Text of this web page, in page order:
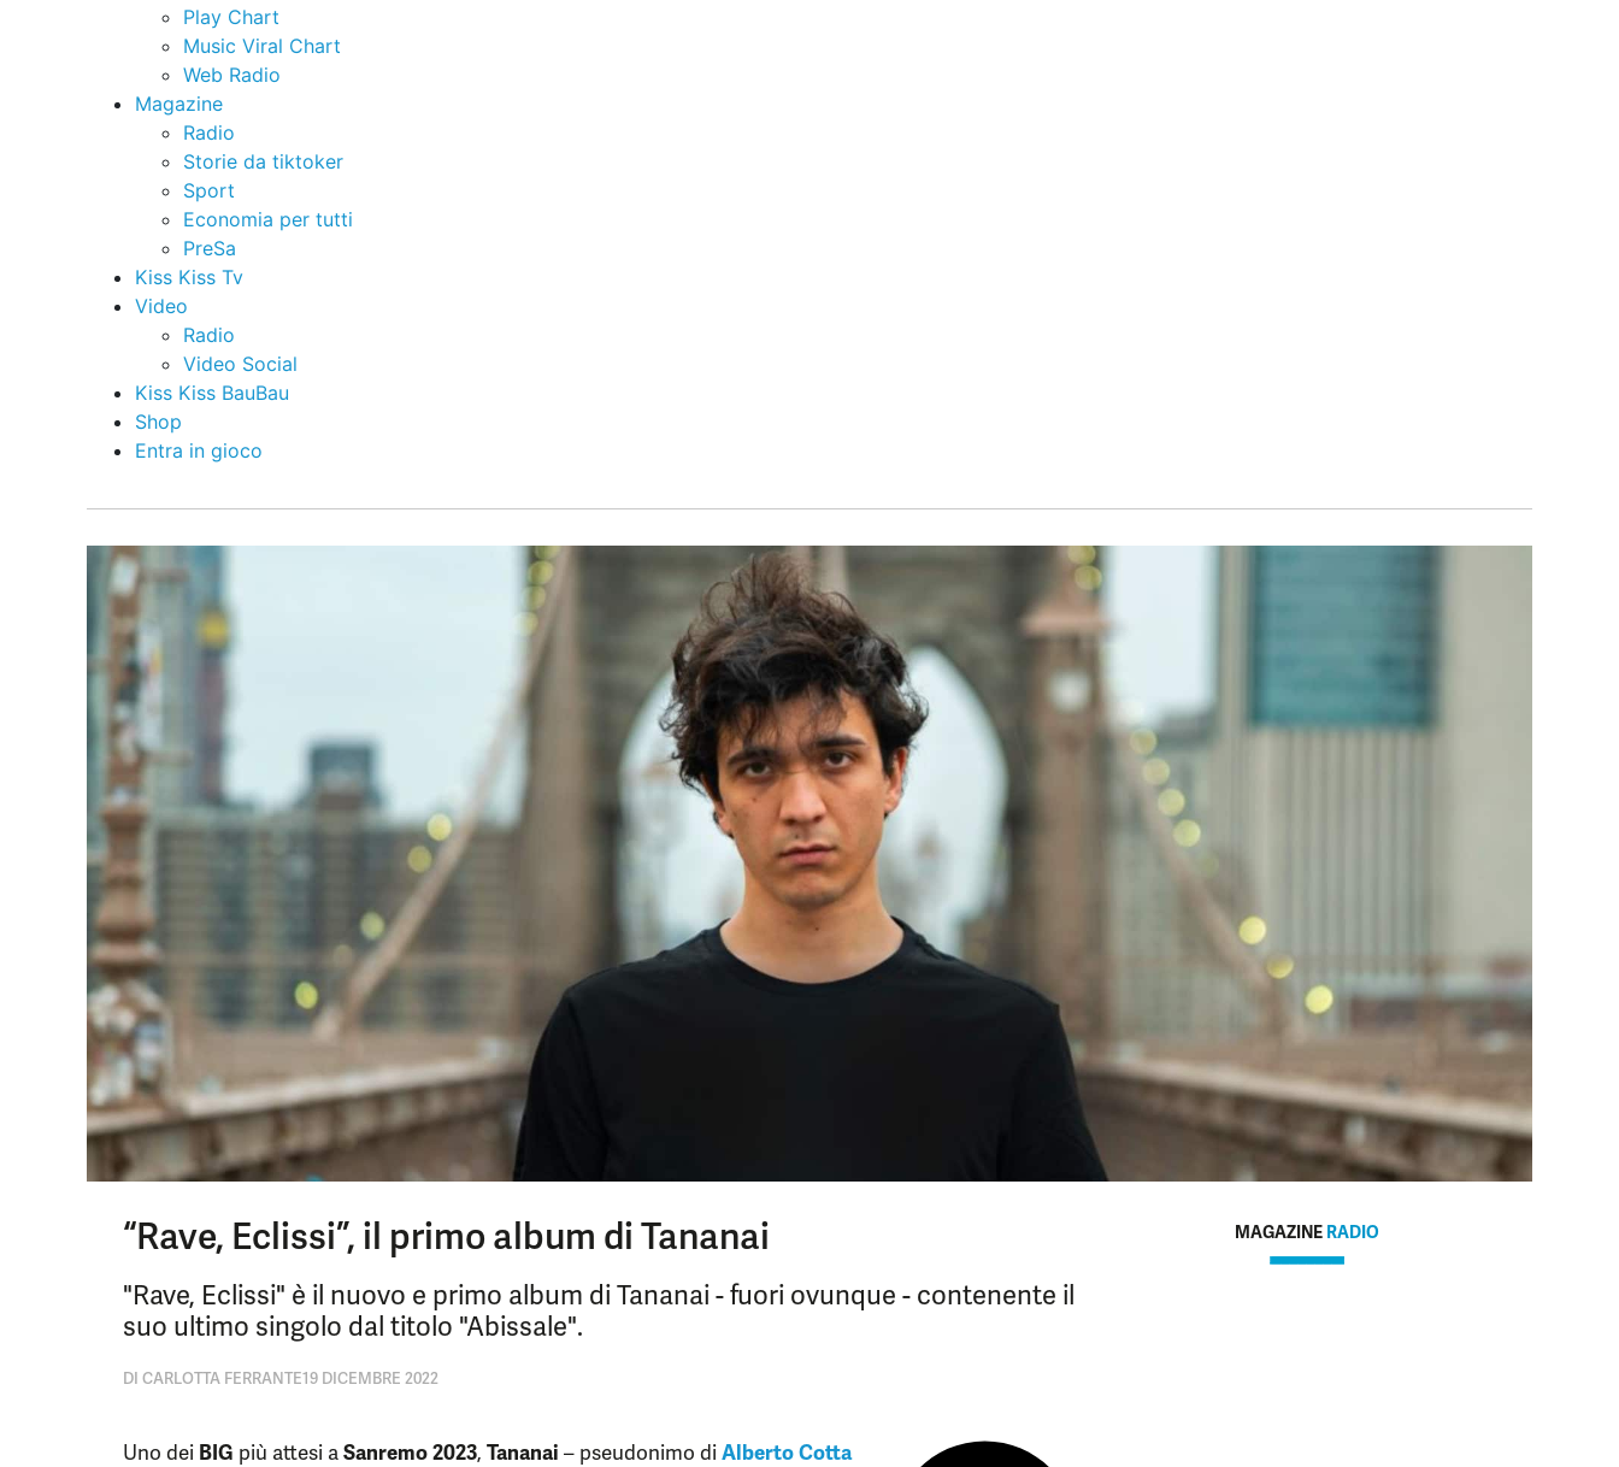
Play Chart
Music Viral Chart
Web Radio
Magazine
Radio
Storie da tiktoker
Sport
Economia per tutti
PreSa
Kiss Kiss Tv
Video
Radio
Video Social
Kiss Kiss BauBau
Shop
Entra in gioco
“Rave, Eclissi”, il primo album di Tananai
"Rave, Eclissi" è il nuovo e primo album di Tananai - fuori ovunque - contenente il
suo ultimo singolo dal titolo "Abissale".
DI CARLOTTA FERRANTE19 DICEMBRE 2022
Uno dei BIG più attesi aSanremo 2023, Tananai – pseudonimo diAlberto Cotta
MAGAZINE RADIO